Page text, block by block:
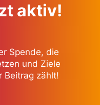
aktiv!
Spende, die
und Ziele
Beitrag zählt!